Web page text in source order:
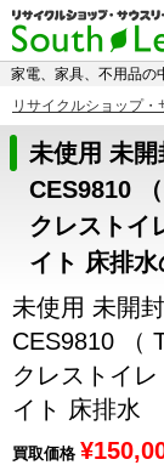
家電、家具、不用品の
リサイクルショップ・
未使用 未
CES9810
クレストイ
イト 床排
未使用 未開
CES9810 （
クレストイ
イト 床排水
買取価格